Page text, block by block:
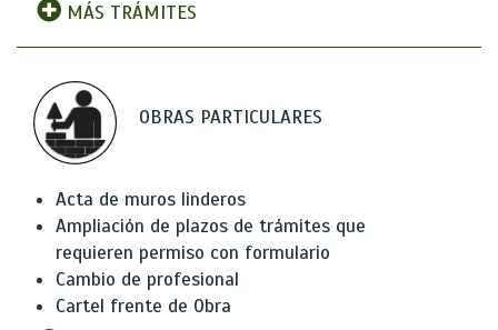
MÁS TRÁMITES
OBRAS PARTICULARES
Acta de muros linderos
Ampliación de plazos de trámites que
requieren permiso con formulario
Cambio de profesional
Cartel frente de Obra